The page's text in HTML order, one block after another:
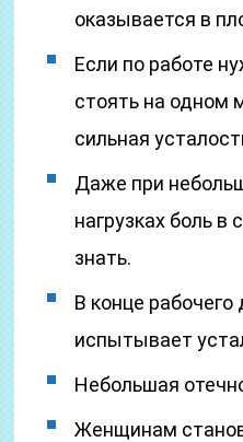
оказывается в
Если по работе
стоять на одном
сильная
Даже при
нагрузках боль в
знать.
В конце рабочего
испытывает
Небольшая
Женщинам